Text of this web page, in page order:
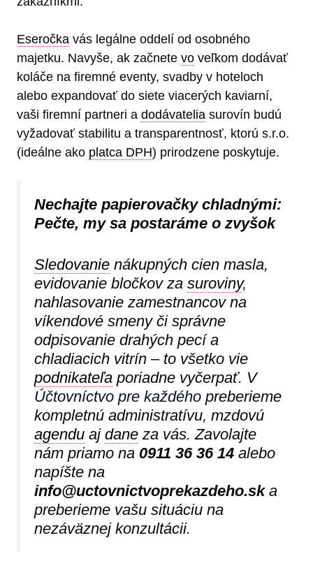
Eseročka vás legálne oddelí od osobného
majetku. Navyše, ak začnete vo veľkom dodávať
koláče na firemné eventy, svadby v hoteloch
alebo expandovať do siete viacerých kaviarní,
vaši firemní partneri a dodávatelia surovín budú
vyžadovať stabilitu a transparentnosť, ktorú s.r.o.
(ideálne ako platca DPH) prirodzene poskytuje.
Nechajte papierovačky chladnými:
Pečte, my sa postaráme o zvyšok
Sledovanie nákupných cien masla,
evidovanie bločkov za suroviny,
nahlasovanie zamestnancov na
víkendové smeny či správne
odpisovanie drahých pecí a
chladiacich vitrín – to všetko vie
podnikateľa poriadne vyčerpať. V
Účtovníctvo pre každého preberieme
kompletnú administratívu, mzdovú
agendu aj dane za vás. Zavolajte
nám priamo na 0911 36 36 14 alebo
napíšte na
info@uctovnictvoprekazdeho.ska
preberieme vašu situáciu na
nezáväznej konzultácii.